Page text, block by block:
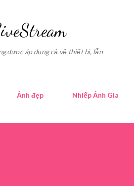
được áp dụng cả về thiết bị, lẫn
Ảnh đẹp Nhiếp Ảnh Gia